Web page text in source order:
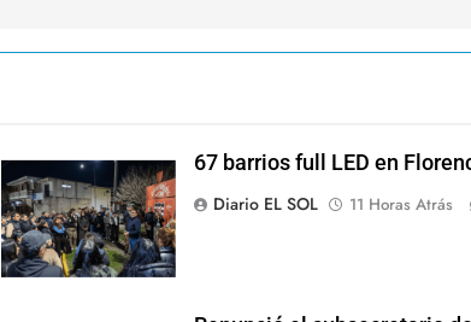
67 barrios full LED en
Diario EL SOL
11 Horas Atrás